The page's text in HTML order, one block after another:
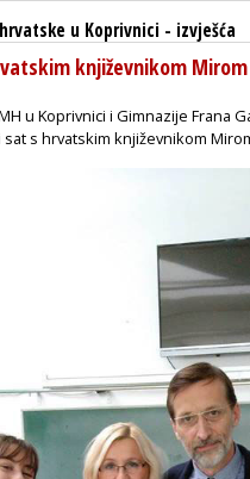
u Koprivnici - izvješća
književnikom
u Koprivnici i Gimnazije Frana
s hrvatskim književnikom